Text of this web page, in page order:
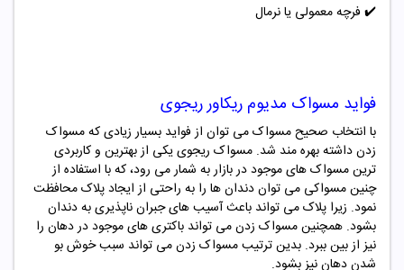
✔️ فرچه معمولی یا نرمال
فواید مسواک مدیوم ریکاور ریجوی
با انتخاب صحیح مسواک می توان از فواید بسیار زیادی که مسواک
زدن داشته بهره مند شد. مسواک ریجوییکی از بهترین و کاربردی
ترین مسواک های موجود در بازار به شمار می رود، که با استفاده از
چنین مسواکی می توان دندان ها را به راحتی از ایجاد پلاک محافظت
نمود. زیرا پلاک می تواند باعث آسیب های جبران ناپذیری به دندان
بشود. همچنین مسواک زدن می تواند باکتری های موجود در دهان را
نیز از بین ببرد. بدین ترتیب مسواک زدن می تواند سبب خوش بو
شدن دهان نیز بشود.